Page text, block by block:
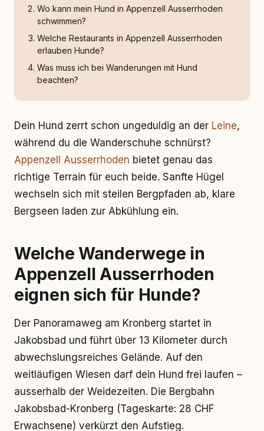
Wo kann mein Hund in Appenzell Ausserrhoden
schwimmen?
Welche Restaurants in Appenzell Ausserrhoden
erlauben Hunde?
Was muss ich bei Wanderungen mit Hund
beachten?
Dein Hund zerrt schon ungeduldig an der Leine,
während du die Wanderschuhe schnürst?
Appenzell Ausserrhoden bietet genau das
richtige Terrain für euch beide. Sanfte Hügel
wechseln sich mit steilen Bergpfaden ab, klare
Bergseen laden zur Abkühlung ein.
Welche Wanderwege in
Appenzell Ausserrhoden
eignen sich für Hunde?
Der Panoramaweg am Kronberg startet in
Jakobsbad und führt über 13 Kilometer durch
abwechslungsreiches Gelände. Auf den
weitläufigen Wiesen darf dein Hund frei laufen –
ausserhalb der Weidezeiten. Die Bergbahn
Jakobsbad-Kronberg (Tageskarte: 28 CHF
Erwachsene) verkürzt den Aufstieg.